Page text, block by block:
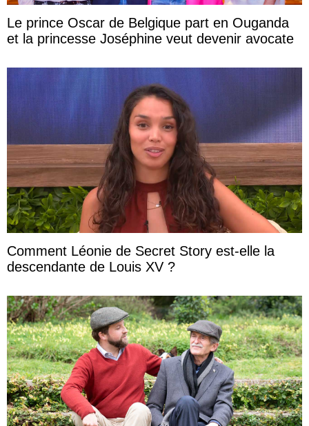
Le prince Oscar de Belgique part en Ouganda
et la princesse Joséphine veut devenir avocate
Comment Léonie de Secret Story est-elle la
descendante de Louis XV ?